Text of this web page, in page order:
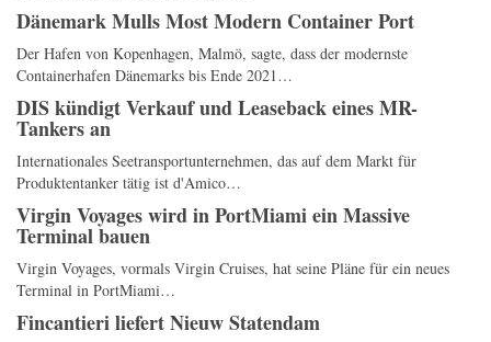
Dänemark Mulls Most Modern Container Port
Der Hafen von Kopenhagen, Malmö, sagte, dass der modernste
Containerhafen Dänemarks bis Ende 2021…
DIS kündigt Verkauf und Leaseback eines MR-
Tankers an
Internationales Seetransportunternehmen, das auf dem Markt für
Produktentanker tätig ist d'Amico…
Virgin Voyages wird in PortMiami ein Massive
Terminal bauen
Virgin Voyages, vormals Virgin Cruises, hat seine Pläne für ein neues
Terminal in PortMiami…
Fincantieri liefert Nieuw Statendam